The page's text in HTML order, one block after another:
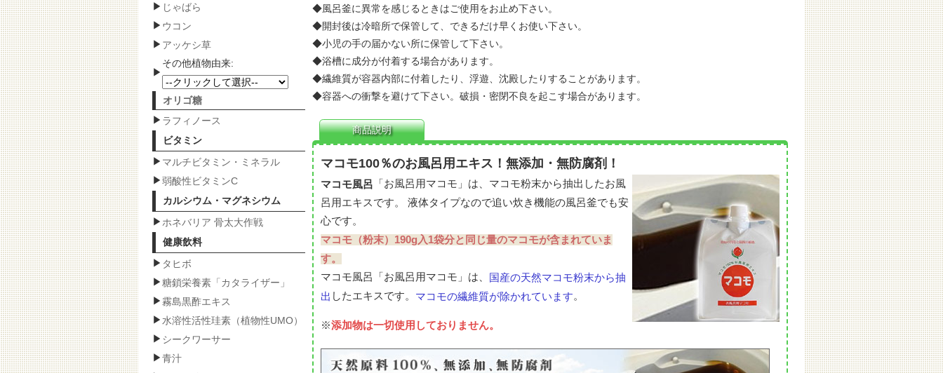
じゃばら
ウコン
アッケシ草
その他植物由来:
オリゴ糖
ラフィノース
ビタミン
マルチビタミン・ミネラル
弱酸性ビタミンC
カルシウム・マグネシウム
ホネバリア 骨太大作戦
健康飲料
タヒボ
糖鎖栄養素「カタライザー」
霧島黒酢エキス
水溶性活性珪素（植物性UMO）
シークワーサー
青汁
◆風呂釜に異常を感じるときはご使用をお止め下さい。
◆開封後は冷暗所で保管して、できるだけ早くお使い下さい。
◆小児の手の届かない所に保管して下さい。
◆浴槽に成分が付着する場合があります。
◆繊維質が容器内部に付着したり、浮遊、沈殿したりすることがあります。
◆容器への衝撃を避けて下さい。破損・密閉不良を起こす場合があります。
商品説明
マコモ100％のお風呂用エキス！無添加・無防腐剤！
マコモ風呂 「お風呂用マコモ」は、マコモ粉末から抽出したお風
呂用エキスです。 液体タイプなので追い炊き機能の風呂釜でも安
心です。
マコモ（粉末）190g入1袋分と同じ量のマコモが含まれていま
す。
マコモ風呂「お風呂用マコモ」は、
国産の天然マコモ粉末から抽
出 したエキスです。 マコモの繊維質が除かれています。
※添加物は一切使用しておりません。